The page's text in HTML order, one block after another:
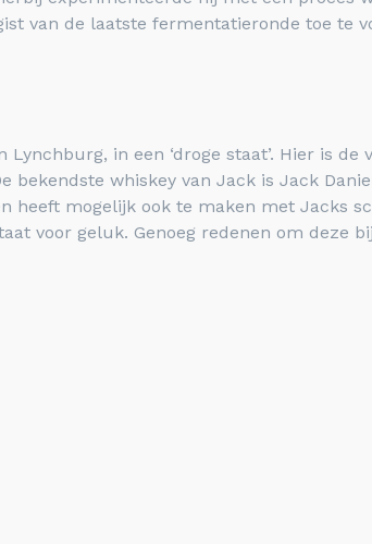
van de laatste fermentatieronde toe te
in een ‘droge staat’. Hier is de
whiskey van Jack is Jack
heeft mogelijk ook te maken met Jacks
voor geluk. Genoeg redenen om deze